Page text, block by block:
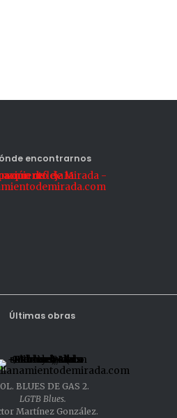
encontrarnos
Últimas obras
BLUES DE GAS 2.
LGTB Blues.
Martínez González.